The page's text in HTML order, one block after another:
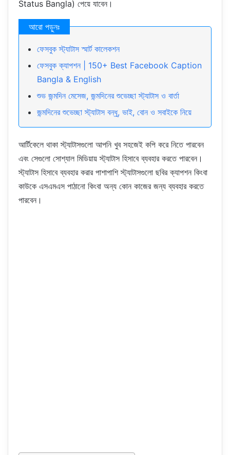
Status Bangla) পেয়ে যাবেন।
ফেসবুক স্ট্যাটাস স্মার্ট কালেকশন
ফেসবুক ক্যাপশন | 150+ Best Facebook Caption
Bangla & English
শুভ জন্মদিন মেসেজ, জন্মদিনের শুভেচ্ছা স্ট্যাটাস ও বার্তা
জন্মদিনের শুভেচ্ছা স্ট্যাটাস বন্ধু, ভাই, বোন ও সবাইকে নিয়ে
আর্টিকেলে থাকা স্ট্যাটাসগুলো আপনি খুব সহজেই কপি করে নিতে পারবেন
এবং সেগুলো সোশ্যাল মিডিয়ায় স্ট্যাটাস হিসাবে ব্যবহার করতে পারবেন।
স্ট্যাটাস হিসাবে ব্যবহার করার পাশাপাশি স্ট্যাটাসগুলো ছবির ক্যাপশন কিংবা
কাউকে এসএমএস পাঠানো কিংবা অন্য কোন কাজের জন্য ব্যবহার করতে
পারবেন।